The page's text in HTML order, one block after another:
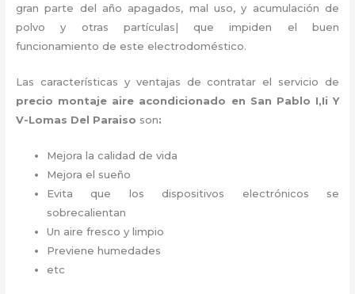
gran parte del año apagados, mal uso, y acumulación de
polvo y otras partículas| que impiden el buen
funcionamiento de este electrodoméstico.
Las características y ventajas de contratar el servicio de
precio montaje aire acondicionado en San Pablo I,Ii Y
V-Lomas Del Paraiso son:
Mejora la calidad de vida
Mejora el sueño
Evita que los dispositivos electrónicos se
sobrecalientan
Un aire fresco y limpio
Previene humedades
etc